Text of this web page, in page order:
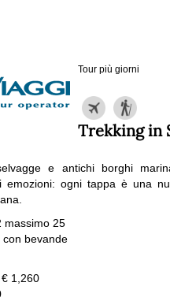
Tour più giorni
Trekking in
e antichi borghi
emozioni: ogni tappa è una
massimo 25
con bevande
1,260